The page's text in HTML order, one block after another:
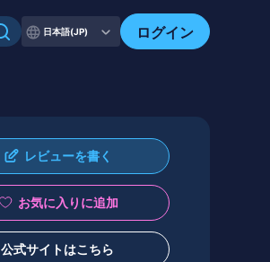
日本語(JP) ログイン
レビューを書く
お気に入りに追加
公式サイトはこちら